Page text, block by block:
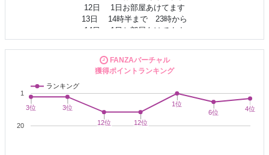
12日 1日お部屋あけてます
13日 14時半まで 23時から
14日 1日お部屋あけてます
15日 1日お部屋あけてます
ーーーーーーーーーーーーーーー
見つけてくれてありがとう😊
せっかくやしお気に入り登録してく？😗
配信日＝毎日の配信厨😝
1人でするのは寂しい切ない🥺
FANZAバーチャル
獲得ポイントランキング
ランキング
1
20
3位
3位 3位
3位
12位
12位 12位
12位
1位
1位
6位
6位 4位
4位